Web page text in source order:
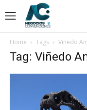
Home Tags Viñedo
Tag: Viñedo